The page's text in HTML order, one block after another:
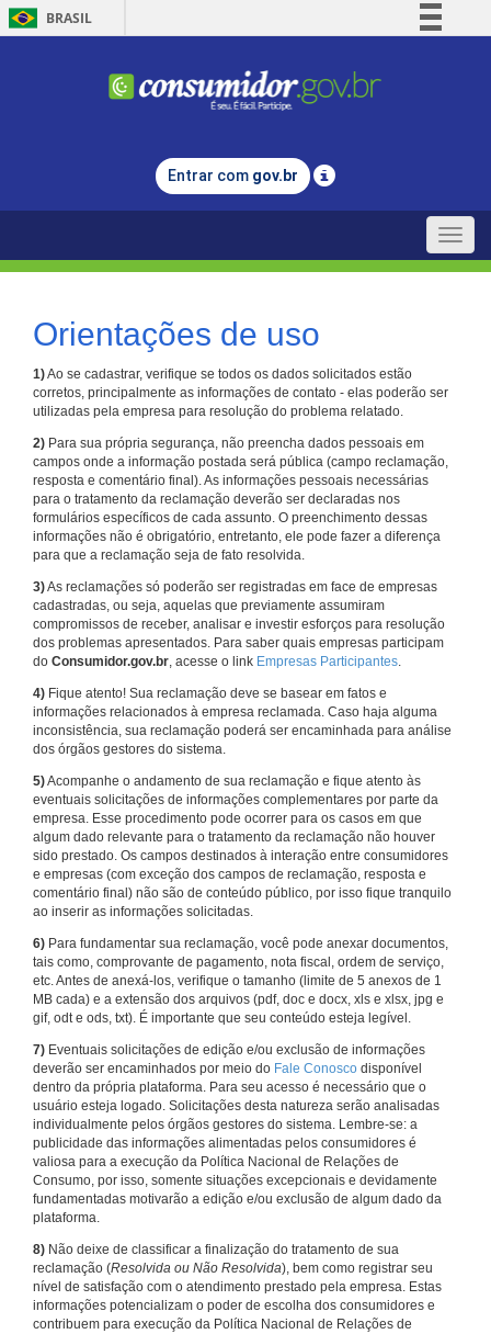
BRASIL
Comunica BR
Legislação
Entrar com gov.br
Toggle
Orientações de uso
1)Ao se cadastrar, verifique se todos os dados solicitados estão
corretos, principalmente as informações de contato - elas poderão ser
utilizadas pela empresa para resolução do problema relatado.
2) Para sua própria segurança, não preencha dados pessoais em
campos onde a informação postada será pública (campo reclamação,
resposta e comentário final). As informações pessoais necessárias
para o tratamento da reclamação deverão ser declaradas nos
formulários específicos de cada assunto. O preenchimento dessas
informações não é obrigatório, entretanto, ele pode fazer a diferença
para que a reclamação seja de fato resolvida.
3)As reclamações só poderão ser registradas em face de empresas
cadastradas, ou seja, aquelas que previamente assumiram
compromissos de receber, analisar e investir esforços para resolução
dos problemas apresentados. Para saber quais empresas participam
do Consumidor.gov.br, acesse o link Empresas Participantes.
4) Fique atento! Sua reclamação deve se basear em fatos e
informações relacionados à empresa reclamada. Caso haja alguma
inconsistência, sua reclamação poderá ser encaminhada para análise
dos órgãos gestores do sistema.
5)Acompanhe o andamento de sua reclamação e fique atento às
eventuais solicitações de informações complementares por parte da
empresa. Esse procedimento pode ocorrer para os casos em que
algum dado relevante para o tratamento da reclamação não houver
sido prestado. Os campos destinados à interação entre consumidores
e empresas (com exceção dos campos de reclamação, resposta e
comentário final) não são de conteúdo público, por isso fique tranquilo
ao inserir as informações solicitadas.
6) Para fundamentar sua reclamação, você pode anexar documentos,
tais como, comprovante de pagamento, nota fiscal, ordem de serviço,
etc. Antes de anexá-los, verifique o tamanho (limite de 5 anexos de 1
MB cada) e a extensão dos arquivos (pdf, doc e docx, xls e xlsx, jpg e
gif, odt e ods, txt). É importante que seu conteúdo esteja legível.
7) Eventuais solicitações de edição e/ou exclusão de informações
deverão ser encaminhados por meio do Fale Conosco disponível
dentro da própria plataforma. Para seu acesso é necessário que o
usuário esteja logado. Solicitações desta natureza serão analisadas
individualmente pelos órgãos gestores do sistema. Lembre-se: a
publicidade das informações alimentadas pelos consumidores é
valiosa para a execução da Política Nacional de Relações de
Consumo, por isso, somente situações excepcionais e devidamente
fundamentadas motivarão a edição e/ou exclusão de algum dado da
plataforma.
8) Não deixe de classificar a finalização do tratamento de sua
reclamação (Resolvida ou Não Resolvida), bem como registrar seu
nível de satisfação com o atendimento prestado pela empresa. Estas
informações potencializam o poder de escolha dos consumidores e
contribuem para execução da Política Nacional de Relações de